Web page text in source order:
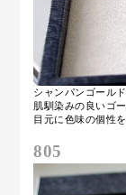
シャンパンゴール
肌馴染みの良いゴ
目元に色味の個性
805